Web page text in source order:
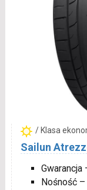
/ Klasa
Sailun
Gwarancja
Nośność –